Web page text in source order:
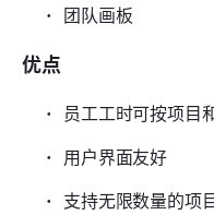
团队画板
优点
员工工时可按项目
用户界面友好
支持无限数量的项